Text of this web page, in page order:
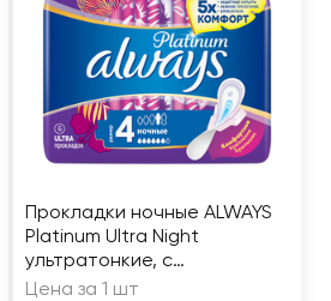
Прокладки ночные ALWAYS
Platinum Ultra Night
ультратонкие, с
крылышками, 6шт
Цена за 1 шт